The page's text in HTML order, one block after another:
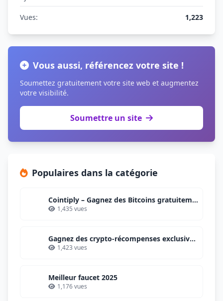
Vues: 1,223
Vous aussi, référencez votre site !
Soumettez gratuitement votre site web et augmentez
votre visibilité.
Soumettre un site
Populaires dans la catégorie
Cointiply – Gagnez des Bitcoins gratuitement et facilement
1,435 vues
Gagnez des crypto-récompenses exclusives avec Binance
1,423 vues
Meilleur faucet 2025
1,176 vues